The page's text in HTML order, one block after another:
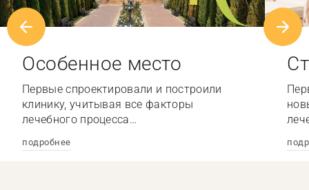
Особенное место
Первые спроектировали и построили
клинику, учитывая все факторы
лечебного процесса…
подробнее